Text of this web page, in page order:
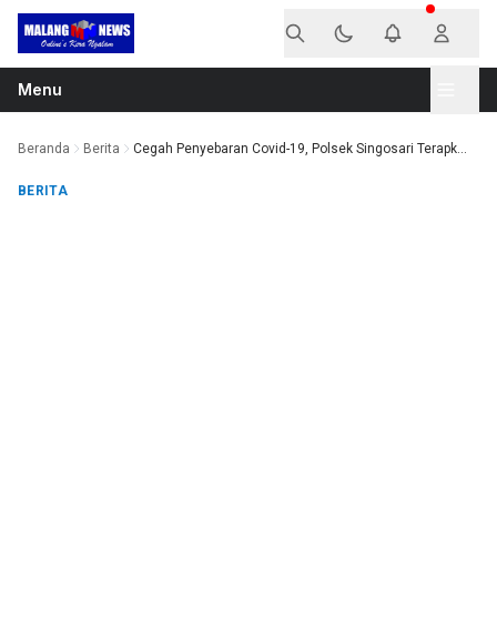
Langsung ke konten
Menu
Beranda Berita Cegah Penyebaran Covid-19, Polsek Singosari Terapk...
BERITA